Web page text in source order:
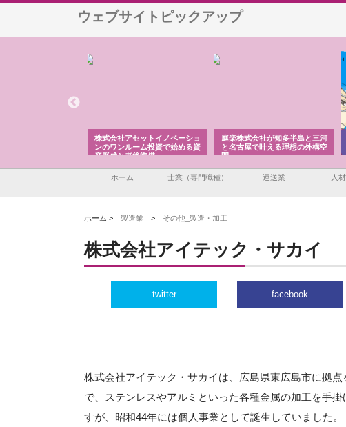
ウェブサイトピックアップ
株式会社アセットイノベーショ
ンのワンルーム投資で始める資
産形成と老後準備
庭楽株式会社が知多半島と三河
と名古屋で叶える理想の外構空
間
ホーム 士業（専門職種） 運送業 人
ホーム > 製造業 > その他_製造・加工
株式会社アイテック・サカイ
twitter facebook
株式会社アイテック・サカイは、広島県東広島市に拠
で、ステンレスやアルミといった各種金属の加工を手
すが、昭和44年には個人事業として誕生していました。